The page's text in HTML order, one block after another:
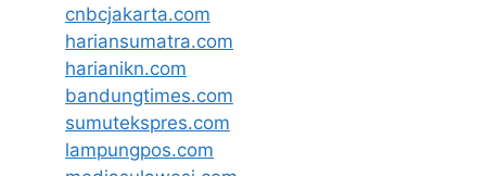
cnbcjakarta.com
hariansumatra.com
harianikn.com
bandungtimes.com
sumutekspres.com
lampungpos.com